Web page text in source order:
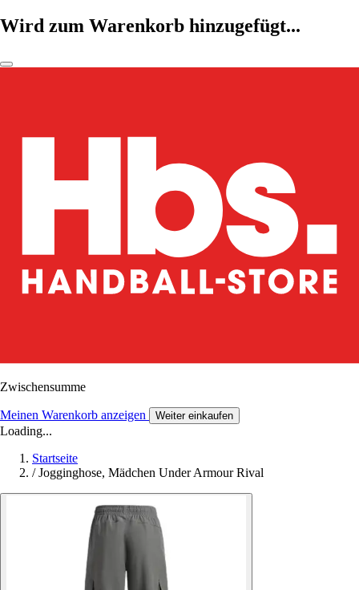
Wird zum Warenkorb hinzugefügt...
Zwischensumme
Meinen Warenkorb anzeigen Weiter einkaufen
Loading...
Startseite
/ Jogginghose, Mädchen Under Armour Rival